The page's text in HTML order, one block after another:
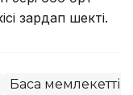
зардап шекті.
Басқа